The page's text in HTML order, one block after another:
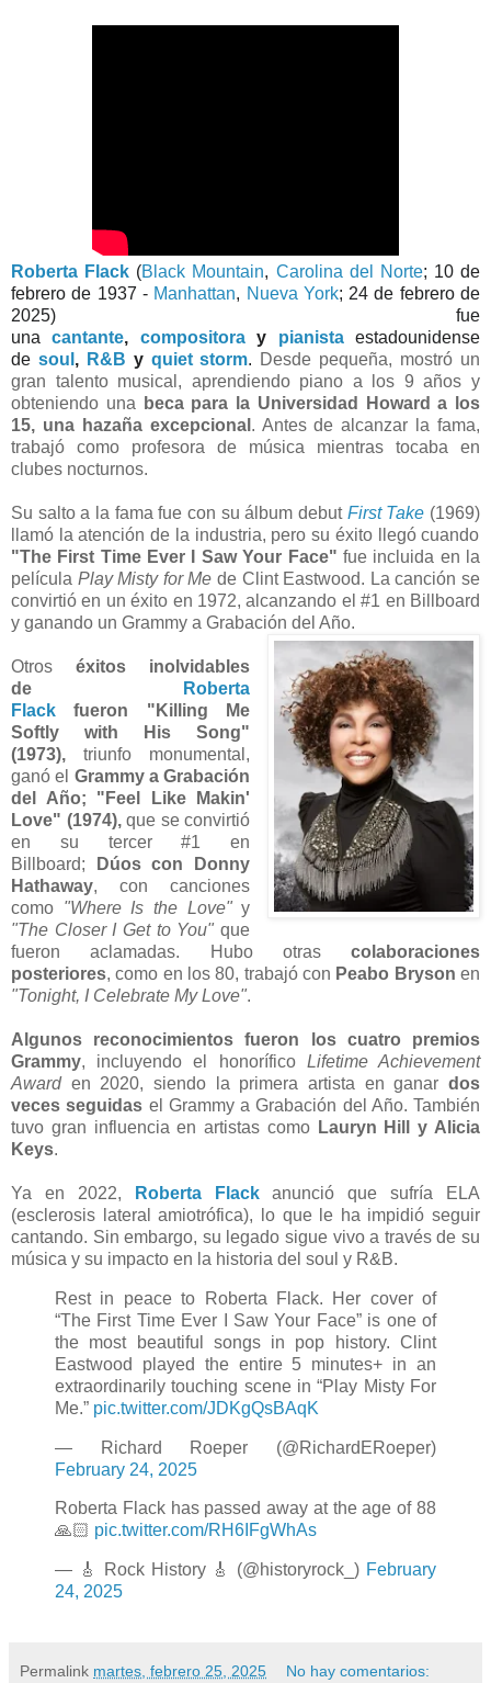
Roberta Flack (Black Mountain, Carolina del Norte; 10 de
febrero de 1937 - Manhattan, Nueva York; 24 de febrero de
2025) ​ fue
unacantante, compositoray pianistaestadounidense
de soul , R&B y quiet storm. Desde pequeña, mostró un
gran talento musical, aprendiendo piano a los 9 años y
obteniendo una
beca para la Universidad Howard a los
15, una hazaña excepcional . Antes de alcanzar la fama,
trabajó como profesora de música mientras tocaba en
clubes nocturnos.
Su salto a la fama fue con su álbum debut First Take (1969)
llamó la atención de la industria, pero su éxito llegó cuando
"The First Time Ever I Saw Your Face" fue incluida en la
película Play Misty for Me de Clint Eastwood. La canción se
convirtió en un éxito en 1972, alcanzando el #1 en Billboard
y ganando un Grammy a Grabación del Año.
Otroséxitos inolvidables
de
Roberta
Flack fueron "Killing Me
Softly with His Song"
(1973),triunfo monumental,
ganó el Grammy a Grabación
del Año; "Feel Like Makin'
Love" (1974),que se convirtió
en su tercer #1 en
Billboard;
Dúos con Donny
Hathaway, con canciones
como "Where Is the Love"y
"The Closer I Get to You" que
fueron aclamadas. Hubo otras colaboraciones
posteriores, como en los 80, trabajó con Peabo Bryson en
"Tonight, I Celebrate My Love".
Algunos reconocimientos fueron los cuatro premios
Grammy, incluyendo el honorífico Lifetime Achievement
Awarden 2020, siendo la primera artista en ganar dos
veces seguidas el Grammy a Grabación del Año. También
tuvo gran influencia en artistas como Lauryn Hill y Alicia
Keys.
Ya en 2022, Roberta Flack
anunció que sufría ELA
(esclerosis lateral amiotrófica), lo que le ha impidió seguir
cantando. Sin embargo, su legado sigue vivo a través de su
música y su impacto en la historia del soul y R&B.
Rest in peace to Roberta Flack. Her cover of
“The First Time Ever I Saw Your Face” is one of
the most beautiful songs in pop history. Clint
Eastwood played the entire 5 minutes+ in an
extraordinarily touching scene in “Play Misty For
Me.” pic.twitter.com/JDKgQsBAqK
— Richard Roeper (@RichardERoeper)
February 24, 2025
Roberta Flack has passed away at the age of 88
🙏🏻 pic.twitter.com/RH6IFgWhAs
— 🎸 Rock History 🎸 (@historyrock_) February
24, 2025
Permalink martes, febrero 25, 2025 No hay comentarios: